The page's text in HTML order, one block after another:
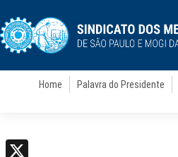
Home Palavra do Presidente